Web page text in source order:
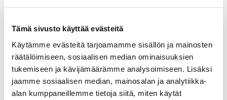
Tämä sivusto käyttää evästeitä
Käytämme evästeitä tarjoamamme sisällön ja mainosten
räätälöimiseen, sosiaalisen median ominaisuuksien
tukemiseen ja kävijämäärämme analysoimiseen. Lisäksi
jaamme sosiaalisen median, mainosalan ja analytiikka-
alan kumppaneillemme tietoja siitä, miten käytät
Lisää aiheesta: Tapahtumat
Nykyinen sivu
Taiteiden yö
Klikkaa käyttääksesi valikkoa